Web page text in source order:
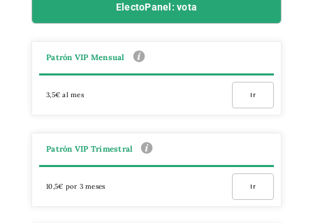
ElectoPanel: vota
Patrón VIP Mensual
3,5€ al mes Ir
Patrón VIP Trimestral
10,5€ por 3 meses Ir